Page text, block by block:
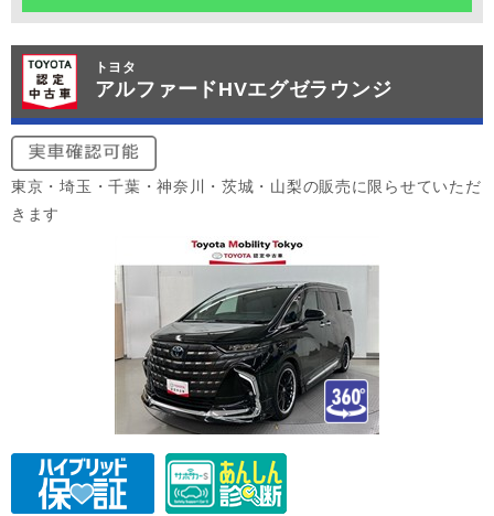
トヨタ
アルファードHVエグゼラウンジ
東京・埼玉・千葉・神奈川・茨城・山梨の販売に限らせていただ
きます